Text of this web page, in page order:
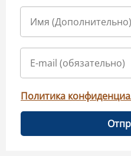
Политика